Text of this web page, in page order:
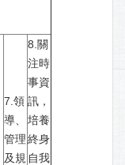
7.領
導、
管理
及規
8.關
注時
事資
訊，
培養
終身
自我